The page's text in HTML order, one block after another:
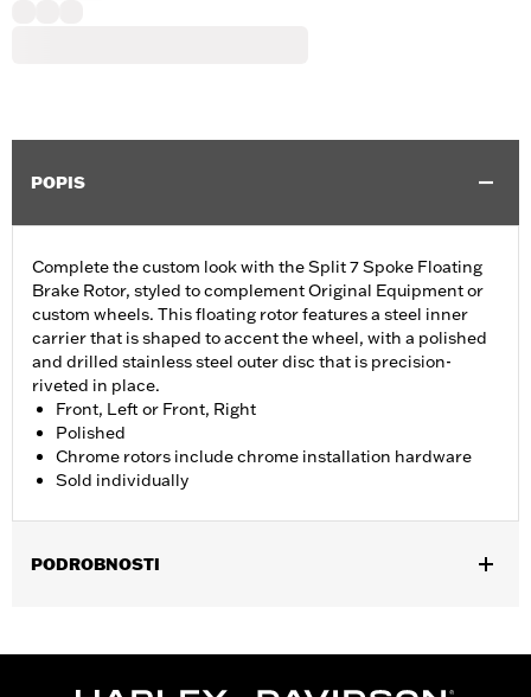
POPIS
Complete the custom look with the Split 7 Spoke Floating
Brake Rotor, styled to complement Original Equipment or
custom wheels. This floating rotor features a steel inner
carrier that is shaped to accent the wheel, with a polished
and drilled stainless steel outer disc that is precision-
riveted in place.
Front, Left or Front, Right
Polished
Chrome rotors include chrome installation hardware
Sold individually
PODROBNOSTI
FLHXU and FLTRXRRSE) and '09-later Trike models with